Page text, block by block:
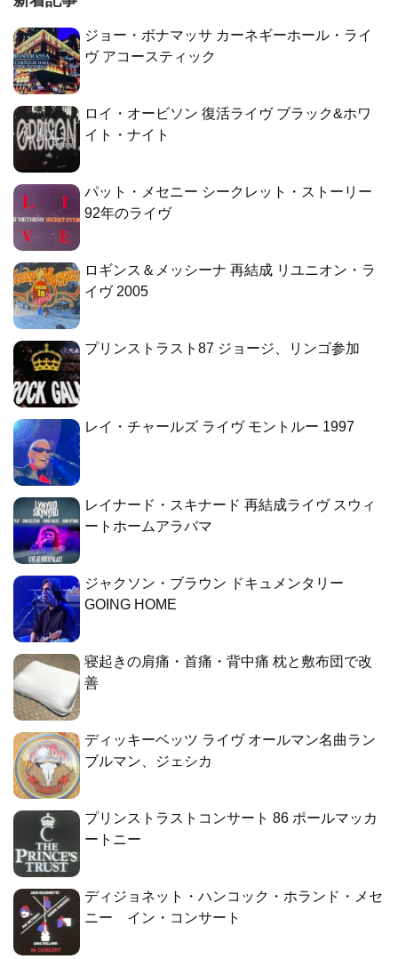
ジョー・ボナマッサ カーネギーホール・ライ
ヴ アコースティック
ロイ・オービソン 復活ライヴ ブラック&ホワ
イト・ナイト
パット・メセニー シークレット・ストーリー
92年のライヴ
ロギンス＆メッシーナ 再結成 リユニオン・ラ
イヴ 2005
プリンストラスト87 ジョージ、リンゴ参加
レイ・チャールズ ライヴ モントルー 1997
レイナード・スキナード 再結成ライヴ スウィ
ートホームアラバマ
ジャクソン・ブラウン ドキュメンタリー
GOING HOME
寝起きの肩痛・首痛・背中痛 枕と敷布団で改
善
ディッキーベッツ ライヴ オールマン名曲ラン
ブルマン、ジェシカ
プリンストラストコンサート 86 ポールマッカ
ートニー
ディジョネット・ハンコック・ホランド・メセ
ニー イン・コンサート